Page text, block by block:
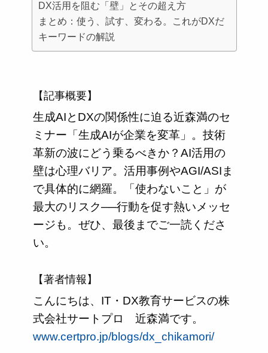
DX活用を阻む「壁」とその超え方
まとめ：使う、試す、変わる。これがDXだ
キーワードの解説
【記事概要】
生成AIとDXの関係性に迫る近森満のセ
ミナー「生成AIが企業を変革」。技術
革新の波にどう乗るべきか？AI活用の
壁は心理バリア。活用事例やAGI/ASIま
で具体的に網羅。「使わないこと」が
最大のリスク──行動を促す熱いメッセ
ージも。ぜひ、最後までご一読くださ
い。
【著者情報】
こんにちは、IT・DX教育サービスの株
式会社サートプロ 近森満です。
www.certpro.jp/blogs/dx_chikamori/